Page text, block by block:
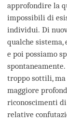
approfondire la
impossibili di
individui. Di
qualche sistema,
e poi possiamo
troppo sottili, ma
maggiore
riconoscimenti
relative